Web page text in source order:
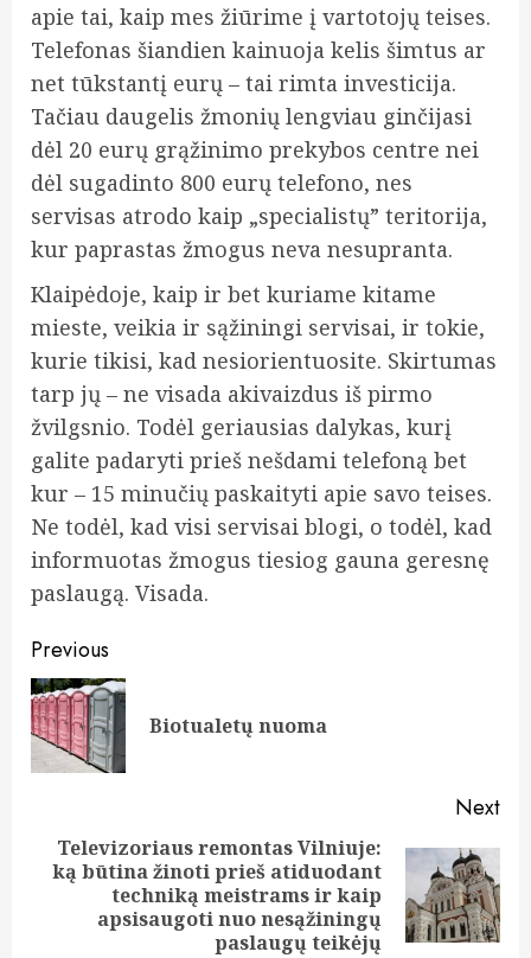
apie tai, kaip mes žiūrime į vartotojų teises.
Telefonas šiandien kainuoja kelis šimtus ar
net tūkstantį eurų – tai rimta investicija.
Tačiau daugelis žmonių lengviau ginčijasi
dėl 20 eurų grąžinimo prekybos centre nei
dėl sugadinto 800 eurų telefono, nes
servisas atrodo kaip „specialistų” teritorija,
kur paprastas žmogus neva nesupranta.
Klaipėdoje, kaip ir bet kuriame kitame
mieste, veikia ir sąžiningi servisai, ir tokie,
kurie tikisi, kad nesiorientuosite. Skirtumas
tarp jų – ne visada akivaizdus iš pirmo
žvilgsnio. Todėl geriausias dalykas, kurį
galite padaryti prieš nešdami telefoną bet
kur – 15 minučių paskaityti apie savo teises.
Ne todėl, kad visi servisai blogi, o todėl, kad
informuotas žmogus tiesiog gauna geresnę
paslaugą. Visada.
Post
navigation
Previous
Biotualetų nuoma
Next
Next
Televizoriaus remontas Vilniuje:
ką būtina žinoti prieš atiduodant
techniką meistrams ir kaip
apsisaugoti nuo nesąžiningų
paslaugų teikėjų